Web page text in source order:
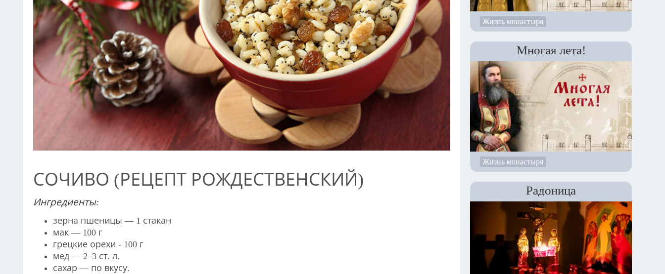
СОЧИВО (РЕЦЕПТ РОЖДЕСТВЕНСКИЙ)
Ингредиенты:
зерна пшеницы — 1 стакан
мак — 100 г
грецкие орехи - 100 г
мед — 2–3 ст. л.
сахар — по вкусу.
Жизнь монастыря
Многая лета!
Жизнь монастыря
Радоница